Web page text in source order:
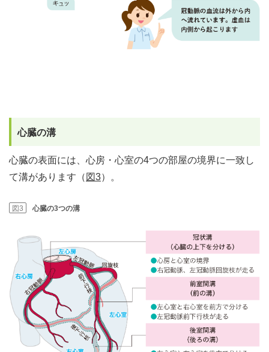
心臓の溝
心臓の表面には、心房・心室の4つの部屋の境界に一致し
て溝があります（ 図3）。
図3 心臓の3つの溝